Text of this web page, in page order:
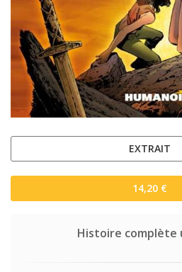
EXTRAIT
14,20 €
Histoire complète